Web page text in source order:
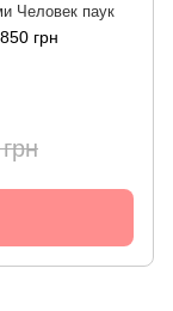
Человек паук
850 грн